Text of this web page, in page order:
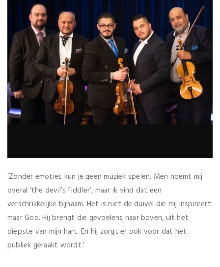
‘Zonder emoties kun je geen muziek spelen. Men noemt mij
overal ‘the devil’s fiddler’, maar ik vind dat een
verschrikkelijke bijnaam. Het is niet de duivel die mij inspireert
maar God. Hij brengt die gevoelens naar boven, uit het
diepste van mijn hart. En hij zorgt er ook voor dat het
publiek geraakt wordt.’